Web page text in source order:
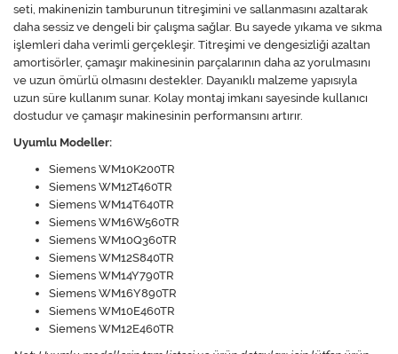
seti, makinenizin tamburunun titreşimini ve sallanmasını azaltarak
daha sessiz ve dengeli bir çalışma sağlar. Bu sayede yıkama ve sıkma
işlemleri daha verimli gerçekleşir. Titreşimi ve dengesizliği azaltan
amortisörler, çamaşır makinesinin parçalarının daha az yorulmasını
ve uzun ömürlü olmasını destekler. Dayanıklı malzeme yapısıyla
uzun süre kullanım sunar. Kolay montaj imkanı sayesinde kullanıcı
dostudur ve çamaşır makinesinin performansını artırır.
Uyumlu Modeller:
Siemens WM10K200TR
Siemens WM12T460TR
Siemens WM14T640TR
Siemens WM16W560TR
Siemens WM10Q360TR
Siemens WM12S840TR
Siemens WM14Y790TR
Siemens WM16Y890TR
Siemens WM10E460TR
Siemens WM12E460TR